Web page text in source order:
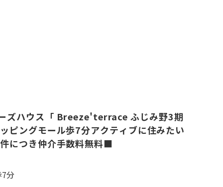
ズハウス「 Breeze'terrace ふじみ野3期
ングモール歩7分アクティブに住みたい
につき仲介手数料無料■
分